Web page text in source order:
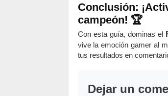
Conclusión:
campeón! 🏆
Con esta guía, dominas el
vive la emoción gamer al
tus resultados en
Dejar un